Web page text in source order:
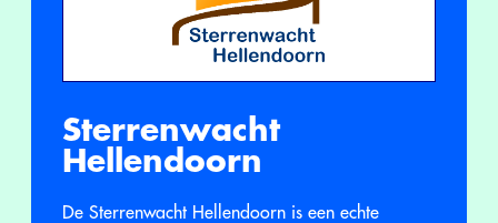
Sterrenwacht
Hellendoorn
De Sterrenwacht Hellendoorn is een echte